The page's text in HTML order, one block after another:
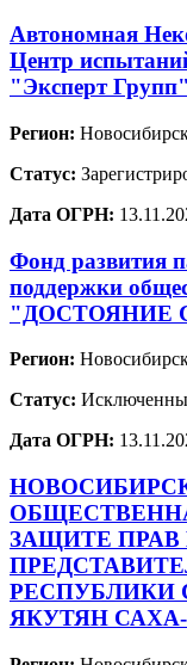
Автономная
Центр
"Эксперт Групп"
Регион:
Статус:
Дата ОГРН:
Фонд развития
поддержки
"ДОСТОЯНИЕ
Регион:
Статус:
Дата ОГРН:
ЗАЩИТЕ ПРАВ
РЕСПУБЛИКИ
ЯКУТЯН